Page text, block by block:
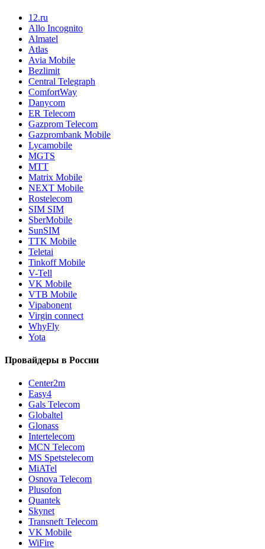
12.ru
Allo Incognito
Almatel
Atlas
Avia Mobile
Bezlimit
Central Telegraph
ComfortWay
Danycom
ER Telecom
Gazprom Telecom
Gazprombank Mobile
Lycamobile
MGTS
MTT
Matrix Mobile
NEXT Mobile
Rostelecom
SIM SIM
SberMobile
SunSIM
TTK Mobile
Teletai
Tinkoff Mobile
V-Tell
VK Mobile
VTB Mobile
Vipabonent
Virgin connect
WhyFly
Yota
Провайдеры в России
Center2m
Easy4
Gals Telecom
Globaltel
Glonass
Intertelecom
MCN Telecom
MS Spetstelecom
MiATel
Osnova Telecom
Plusofon
Quantek
Skynet
Transneft Telecom
VK Mobile
WiFire